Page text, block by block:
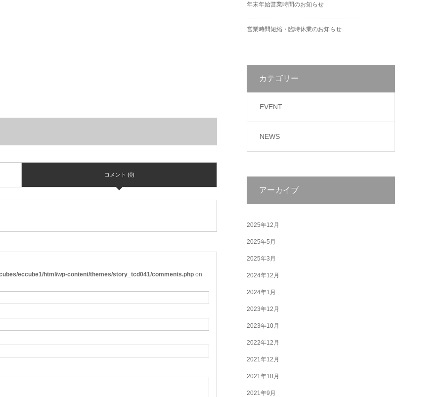
コメント (0)
eccube1/html/wp-content/themes/story_tcd041/comments.php on
年末年始営業時間のお知らせ
営業時間短縮・臨時休業のお知らせ
カテゴリー
EVENT
NEWS
アーカイブ
2025年12月
2025年5月
2025年3月
2024年12月
2024年1月
2023年12月
2023年10月
2022年12月
2021年12月
2021年10月
2021年9月